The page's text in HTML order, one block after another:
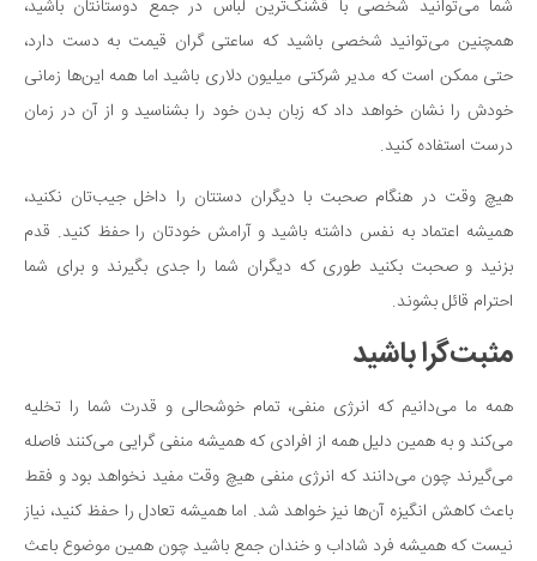
شما می‌توانید شخصی با قشنگ‌ترین لباس در جمع دوستانتان باشید،
همچنین می‌توانید شخصی باشید که ساعتی گران قیمت به دست دارد،
حتی ممکن است که مدیر شرکتی میلیون دلاری باشید اما همه این‌ها زمانی
خودش را نشان خواهد داد که زبان بدن خود را بشناسید و از آن در زمان
درست استفاده کنید.
هیچ وقت در هنگام صحبت با دیگران دستتان را داخل جیب‌تان نکنید،
همیشه اعتماد به نفس داشته باشید و آرامش خودتان را حفظ کنید. قدم
بزنید و صحبت بکنید طوری که دیگران شما را جدی بگیرند و برای شما
احترام قائل بشوند.
مثبت‌گرا باشید
همه ما می‌دانیم که انرژی منفی، تمام خوشحالی و قدرت شما را تخلیه
می‌کند و به همین دلیل همه از افرادی که همیشه منفی گرایی می‌کنند فاصله
می‌گیرند چون می‌دانند که انرژی منفی هیچ وقت مفید نخواهد بود و فقط
باعث کاهش انگیزه آن‌ها نیز خواهد شد. اما همیشه تعادل را حفظ کنید، نیاز
نیست که همیشه فرد شاداب و خندان جمع باشید چون همین موضوع باعث